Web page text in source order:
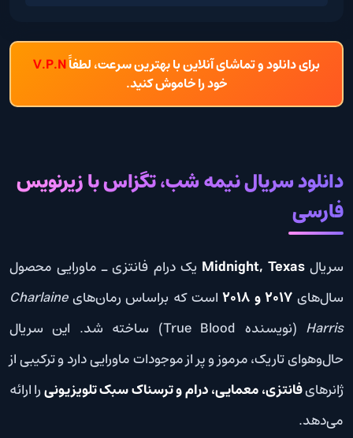
برای دانلود و تماشای آنلاین با بهترین سرعت، لطفاًV.P.N
خود را خاموش کنید.
دانلود سریال نیمه شب، تگزاس با زیرنویس
فارسی
سریالMidnight, Texas یک درام فانتزی ـ ماورایی محصول
سال‌های ۲۰۱۷ و ۲۰۱۸ است که براساس رمان‌هایCharlaine
Harris
(نویسنده True Blood) ساخته شد. این سریال
حال‌وهوای تاریک، مرموز و پر از موجودات ماورایی دارد و ترکیبی از
ژانرهایفانتزی، معمایی، درام و ترسناک سبک تلویزیونیرا ارائه
می‌دهد.